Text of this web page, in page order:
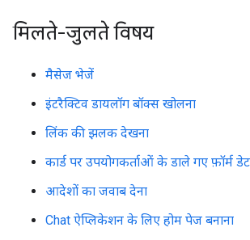
मिलते-जुलते विषय
मैसेज भेजें
इंटरैक्टिव डायलॉग बॉक्स खोलना
लिंक की झलक देखना
कार्ड पर उपयोगकर्ताओं के डाले गए फ़ॉर्म
आदेशों का जवाब देना
Chat ऐप्लिकेशन के लिए होम पेज बनाना